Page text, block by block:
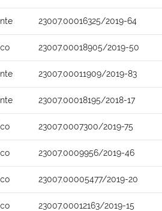
23007.00016325/2019-64
23007.00018905/2019-50
23007.00011909/2019-83
23007.00018195/2018-17
23007.0007300/2019-75
23007.0009956/2019-46
23007.00005477/2019-20
23007.00012163/2019-15